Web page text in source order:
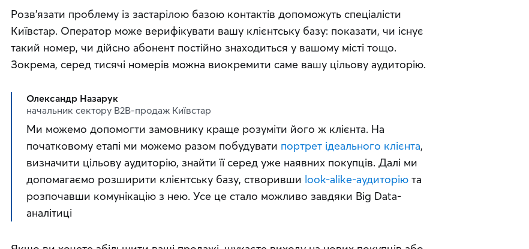
Розв’язати проблему із застарілою базою контактів допоможуть спеціалісти
Київстар. Оператор може верифікувати вашу клієнтську базу: показати, чи існує
такий номер, чи дійсно абонент постійно знаходиться у вашому місті тощо.
Зокрема, серед тисячі номерів можна виокремити саме вашу цільову аудиторію.
Олександр Назарук
начальник сектору B2B-продаж Київстар
Ми можемо допомогти замовнику краще розуміти його ж клієнта. На
початковому етапі ми можемо разом побудувати портрет ідеального клієнта,
визначити цільову аудиторію, знайти її серед уже наявних покупців. Далі ми
допомагаємо розширити клієнтську базу, створивши look-alike-аудиторію та
розпочавши комунікацію з нею. Усе це стало можливо завдяки Big Data-
аналітиці